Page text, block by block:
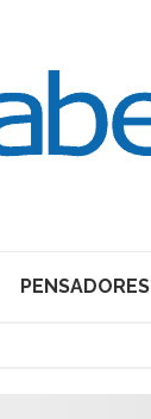
PENSADORES